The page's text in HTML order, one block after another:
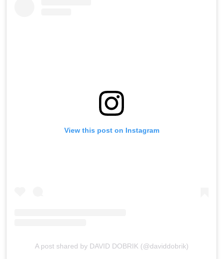
View this post on Instagram
A post shared by DAVID DOBRIK (@daviddobrik)